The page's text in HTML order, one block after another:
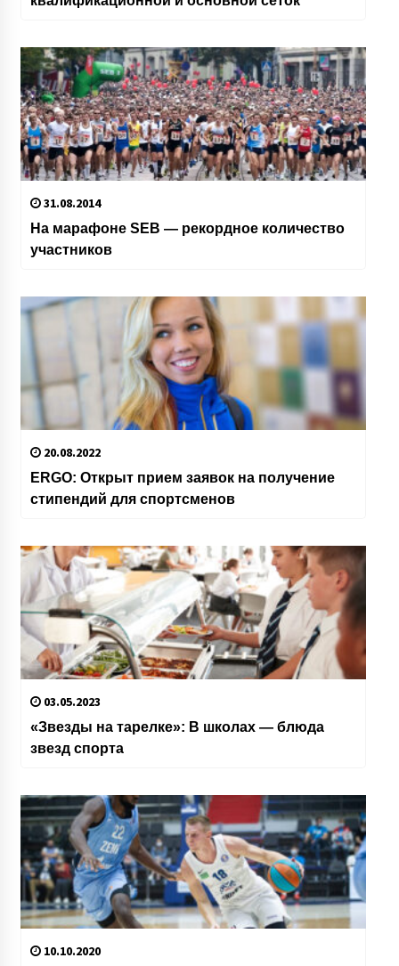
31.08.2014
На марафоне SEB — рекордное количество
участников
20.08.2022
ERGO: Открыт прием заявок на получение
стипендий для спортсменов
03.05.2023
«Звезды на тарелке»: В школах — блюда
звезд спорта
10.10.2020